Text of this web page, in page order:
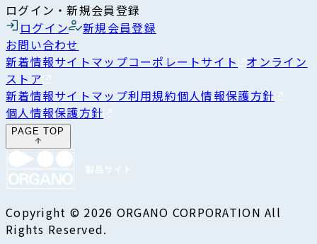
ログイン・新規会員登録
ログイン
新規会員登録
お問い合わせ
新着情報サイトマップコーポレートサイト オンライン
ストア
新着情報サイトマップ利用規約個人情報保護方針
個人情報保護方針
PAGE TOP
Copyright © 2026 ORGANO CORPORATION All
Rights Reserved.